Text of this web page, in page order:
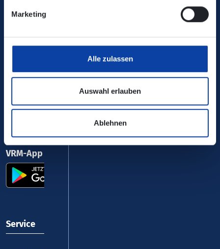
Marketing
Alle zulassen
Auswahl erlauben
Ablehnen
kostenfrei täglich 8 - 20 Uhr
Ihr Kontakt zu uns
VRM-App nutzen und durchstarten
Service